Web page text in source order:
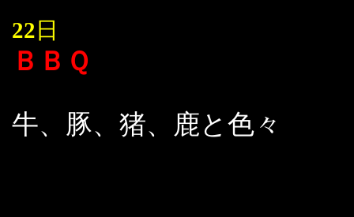
22 日
ＢＢＱ
牛、豚、猪、鹿と色々